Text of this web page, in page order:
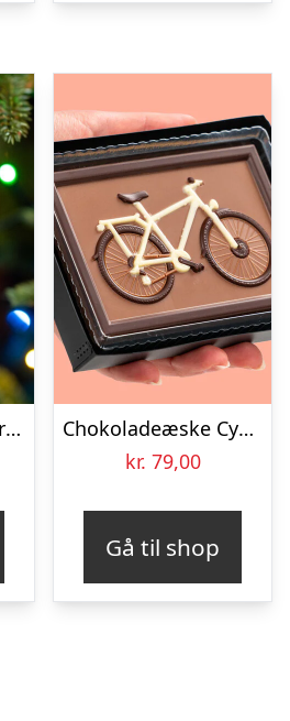
Juletræspynt – Harry Potter – Ron
Chokoladeæske Cykel
kr. 79,00
Gå til shop